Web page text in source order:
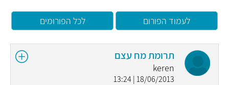
לעמוד הפורום לכל הפורומים
תרומת מח עצם
keren
18/06/2013 | 13:24